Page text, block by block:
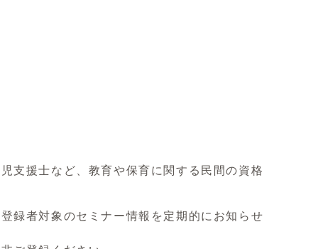
支援士など、教育や保育に関する民間の資格
録者対象のセミナー情報を定期的にお知らせ